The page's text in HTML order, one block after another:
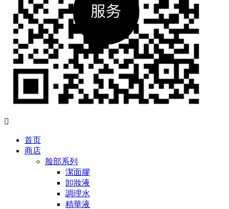

首页
商店
脸部系列
潔面膠
卸妝液
調理水
精華液